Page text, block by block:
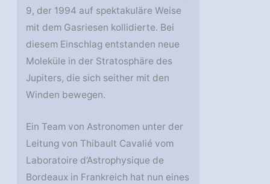
9, der 1994 auf spektakuläre Weise
mit dem Gasriesen kollidierte. Bei
diesem Einschlag entstanden neue
Moleküle in der Stratosphäre des
Jupiters, die sich seither mit den
Winden bewegen.
Ein Team von Astronomen unter der
Leitung von Thibault Cavalié vom
Laboratoire d’Astrophysique de
Bordeaux in Frankreich hat nun eines